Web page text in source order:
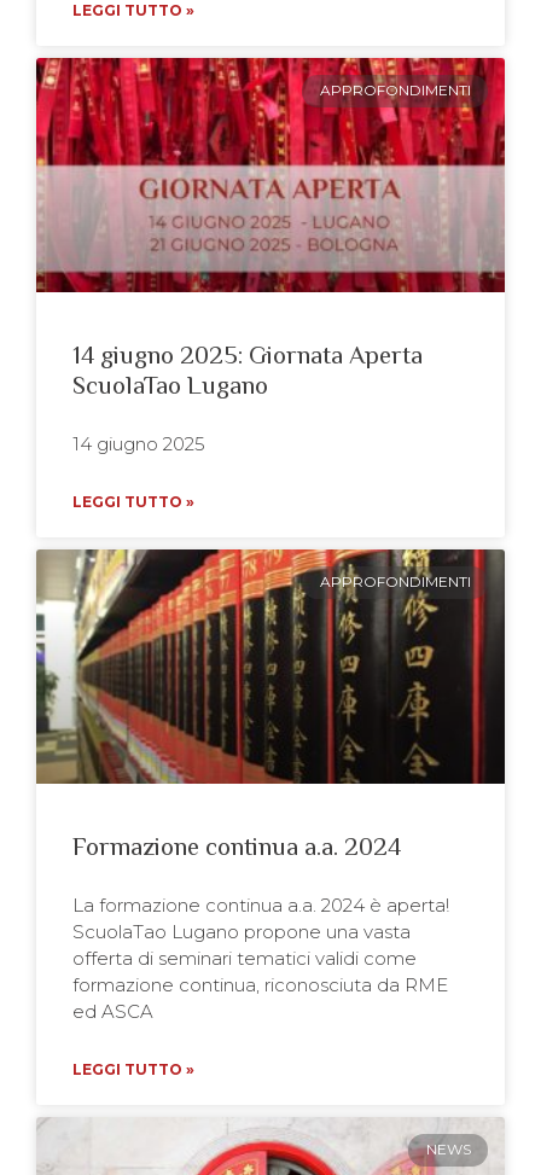
LEGGI TUTTO »
APPROFONDIMENTI
14 giugno 2025: Giornata Aperta
ScuolaTao Lugano
14 giugno 2025
LEGGI TUTTO »
APPROFONDIMENTI
Formazione continua a.a. 2024
La formazione continua a.a. 2024 è aperta!
ScuolaTao Lugano propone una vasta
offerta di seminari tematici validi come
formazione continua, riconosciuta da RME
ed ASCA
LEGGI TUTTO »
NEWS